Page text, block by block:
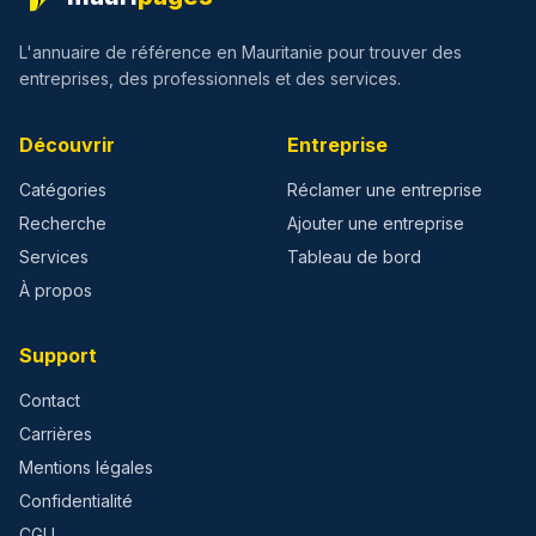
L'annuaire de référence en Mauritanie pour trouver des
entreprises, des professionnels et des services.
Découvrir
Catégories
Recherche
Services
À propos
Entreprise
Réclamer une entreprise
Ajouter une entreprise
Tableau de bord
Support
Contact
Carrières
Mentions légales
Confidentialité